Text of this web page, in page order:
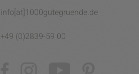
info[at]1000gutegruende.de
+49 (0)2839-59 00